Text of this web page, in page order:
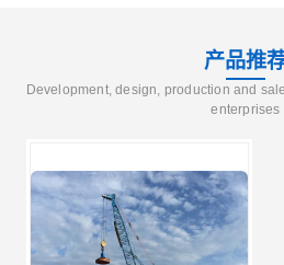
产品推
Development, design, production and
enterprises